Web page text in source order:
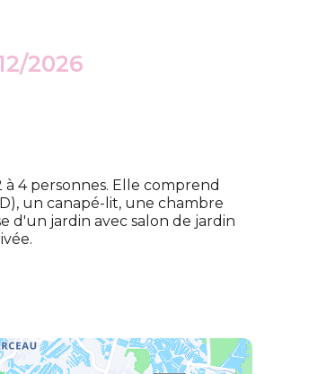
2026
4 personnes. Elle comprend
un canapé-lit, une chambre
d'un jardin avec salon de jardin